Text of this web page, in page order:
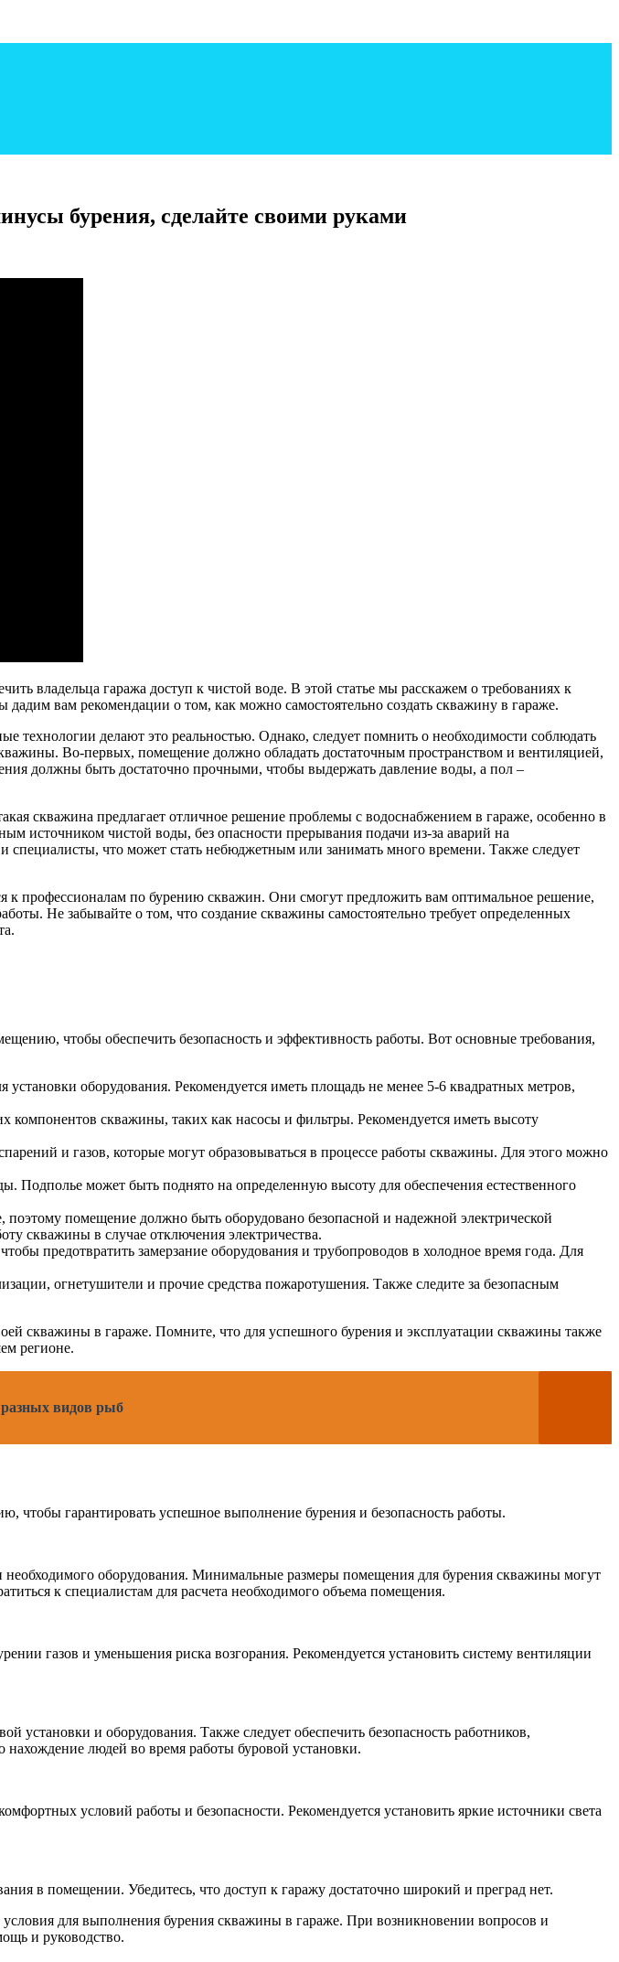
бурения, сделайте своими руками
владельца гаража доступ к чистой воде. В этой статье мы расскажем о требованиях к
вам рекомендации о том, как можно самостоятельно создать скважину в гараже.
технологии делают это реальностью. Однако, следует помнить о необходимости соблюдать
Во-первых, помещение должно обладать достаточным пространством и вентиляцией,
должны быть достаточно прочными, чтобы выдержать давление воды, а пол –
скважина предлагает отличное решение проблемы с водоснабжением в гараже, особенно в
источником чистой воды, без опасности прерывания подачи из-за аварий на
специалисты, что может стать небюджетным или занимать много времени. Также следует
к профессионалам по бурению скважин. Они смогут предложить вам оптимальное решение,
Не забывайте о том, что создание скважины самостоятельно требует определенных
чтобы обеспечить безопасность и эффективность работы. Вот основные требования,
оборудования. Рекомендуется иметь площадь не менее 5-6 квадратных метров,
скважины, таких как насосы и фильтры. Рекомендуется иметь высоту
и газов, которые могут образовываться в процессе работы скважины. Для этого можно
Подполье может быть поднято на определенную высоту для обеспечения естественного
поэтому помещение должно быть оборудовано безопасной и надежной электрической
скважины в случае отключения электричества.
предотвратить замерзание оборудования и трубопроводов в холодное время года. Для
огнетушители и прочие средства пожаротушения. Также следите за безопасным
скважины в гараже. Помните, что для успешного бурения и эксплуатации скважины также
регионе.
разных видов рыб
гарантировать успешное выполнение бурения и безопасность работы.
необходимого оборудования. Минимальные размеры помещения для бурения скважины могут
к специалистам для расчета необходимого объема помещения.
газов и уменьшения риска возгорания. Рекомендуется установить систему вентиляции
и оборудования. Также следует обеспечить безопасность работников,
нахождение людей во время работы буровой установки.
условий работы и безопасности. Рекомендуется установить яркие источники света
в помещении. Убедитесь, что доступ к гаражу достаточно широкий и преград нет.
для выполнения бурения скважины в гараже. При возникновении вопросов и
и руководство.